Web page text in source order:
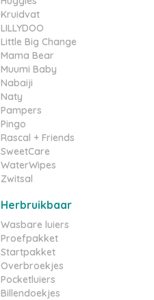
Kruidvat
LILLYDOO
Little Big Change
Mama Bear
Muumi Baby
Nabaiji
Naty
Pampers
Pingo
Rascal + Friends
SweetCare
WaterWipes
Zwitsal
Herbruikbaar
Wasbare luiers
Proefpakket
Startpakket
Overbroekjes
Pocketluiers
Billendoekjes